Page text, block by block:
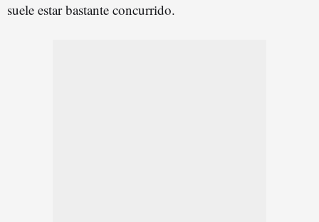
suele estar bastante concurrido.